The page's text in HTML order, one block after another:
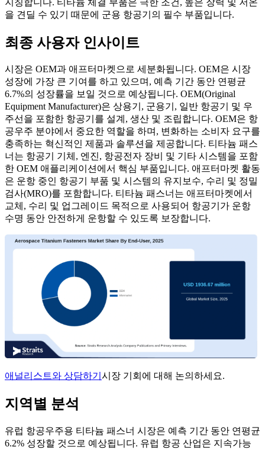
을 견딜 수 있기 때문에 군용 항공기의 필수 부품입니다.
최종 사용자 인사이트
시장은 OEM과 애프터마켓으로 세분화됩니다. OEM은 시장
성장에 가장 큰 기여를 하고 있으며, 예측 기간 동안 연평균
6.7%의 성장률을 보일 것으로 예상됩니다. OEM(Original
Equipment Manufacturer)은 상용기, 군용기, 일반 항공기 및 우
주선을 포함한 항공기를 설계, 생산 및 조립합니다. OEM은 항
공우주 분야에서 중요한 역할을 하며, 변화하는 소비자 요구를
충족하는 혁신적인 제품과 솔루션을 제공합니다. 티타늄 패스
너는 항공기 기체, 엔진, 항공전자 장비 및 기타 시스템을 포함
한 OEM 애플리케이션에서 핵심 부품입니다. 애프터마켓 활동
은 운항 중인 항공기 부품 및 시스템의 유지보수, 수리 및 정밀
검사(MRO)를 포함합니다. 티타늄 패스너는 애프터마켓에서
교체, 수리 및 업그레이드 목적으로 사용되어 항공기가 운항
수명 동안 안전하게 운항할 수 있도록 보장합니다.
애널리스트와 상담하기 시장 기회에 대해 논의하세요.
지역별 분석
유럽 ​​항공우주용 티타늄 패스너 시장은 예측 기간 동안 연평균
6.2% 성장할 것으로 예상됩니다. 유럽 항공 산업은 지속가능